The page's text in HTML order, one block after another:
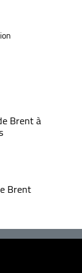
Brent à
Brent